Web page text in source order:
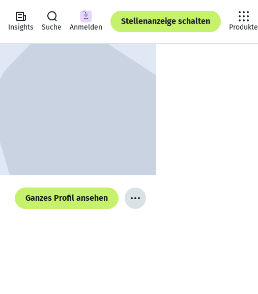
Insights Suche Anmelden
Stellenanzeige schalten
Produkte
Ganzes Profil ansehen